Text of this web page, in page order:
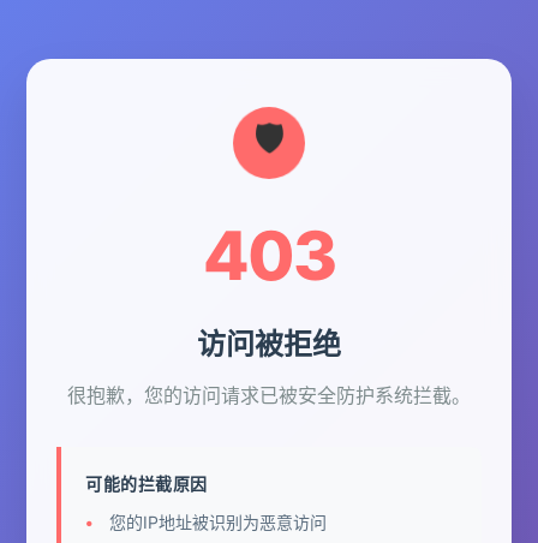
403
访问被拒绝
很抱歉，您的访问请求已被安全防护系统拦截。
可能的拦截原因
您的IP地址被识别为恶意访问